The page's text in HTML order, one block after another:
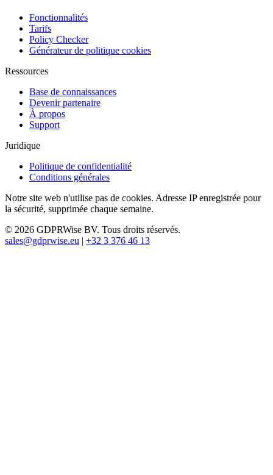
Fonctionnalités
Tarifs
Policy Checker
Générateur de politique cookies
Ressources
Base de connaissances
Devenir partenaire
À propos
Support
Juridique
Politique de confidentialité
Conditions générales
Notre site web n'utilise pas de cookies. Adresse IP enregistrée pour
la sécurité, supprimée chaque semaine.
© 2026 GDPRWise BV. Tous droits réservés.
sales@gdprwise.eu | +32 3 376 46 13